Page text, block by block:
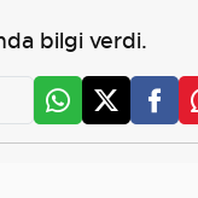
bilgi verdi.